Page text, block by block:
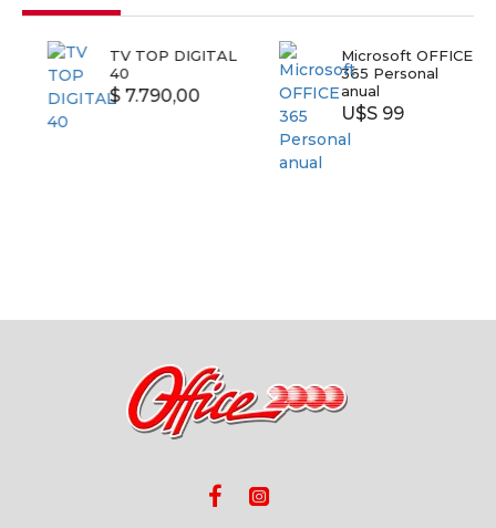
TV TOP DIGITAL
40
$ 7.790,00
Microsoft OFFICE
365 Personal
anual
U$S 99